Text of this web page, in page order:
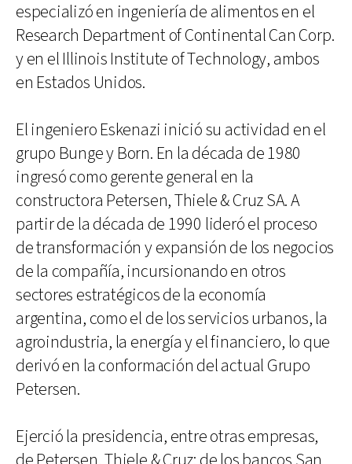
especializó en ingeniería de alimentos en el
Research Department of Continental Can Corp.
y en el Illinois Institute of Technology, ambos
en Estados Unidos.
El ingeniero Eskenazi inició su actividad en el
grupo Bunge y Born. En la década de 1980
ingresó como gerente general en la
constructora Petersen, Thiele & Cruz SA. A
partir de la década de 1990 lideró el proceso
de transformación y expansión de los negocios
de la compañía, incursionando en otros
sectores estratégicos de la economía
argentina, como el de los servicios urbanos, la
agroindustria, la energía y el financiero, lo que
derivó en la conformación del actual Grupo
Petersen.
Ejerció la presidencia, entre otras empresas,